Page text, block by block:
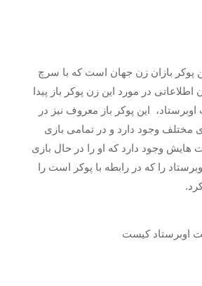
پوکر بازان زن جهان است که با سرچ
در مورد این زن پوکر باز پیدا
این پوکر باز معروف نیز در
مختلف وجود دارد و در تمامی بازی
هایش وجود دارد که او را در حال بازی
را که در رابطه با پوکر است را